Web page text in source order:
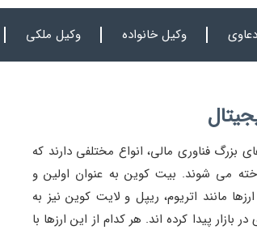
دعاوی وکیل خانواده وکیل ملکی
فناوری مالی، انواع مختلفی دارند که
می شوند. بیت کوین به عنوان اولین و
مانند اتریوم، ریپل و لایت کوین نیز به
پیدا کرده اند. هر کدام از این ارزها با